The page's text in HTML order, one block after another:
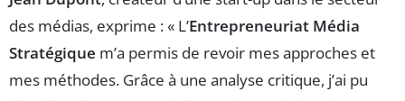
des médias, exprime : « L’Entrepreneuriat Média
Stratégique m’a permis de revoir mes approches et
mes méthodes. Grâce à une analyse critique, j’ai pu